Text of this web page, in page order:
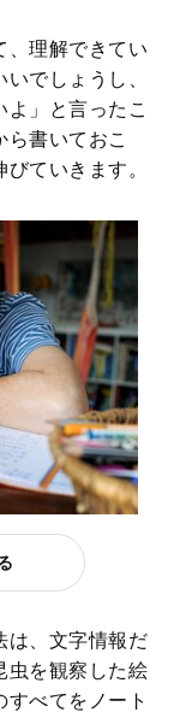
、理解できてい
でしょうし、
」と言ったこ
書いておこ
ていきます。
は、文字情報だ
虫を観察した絵
すべてをノート